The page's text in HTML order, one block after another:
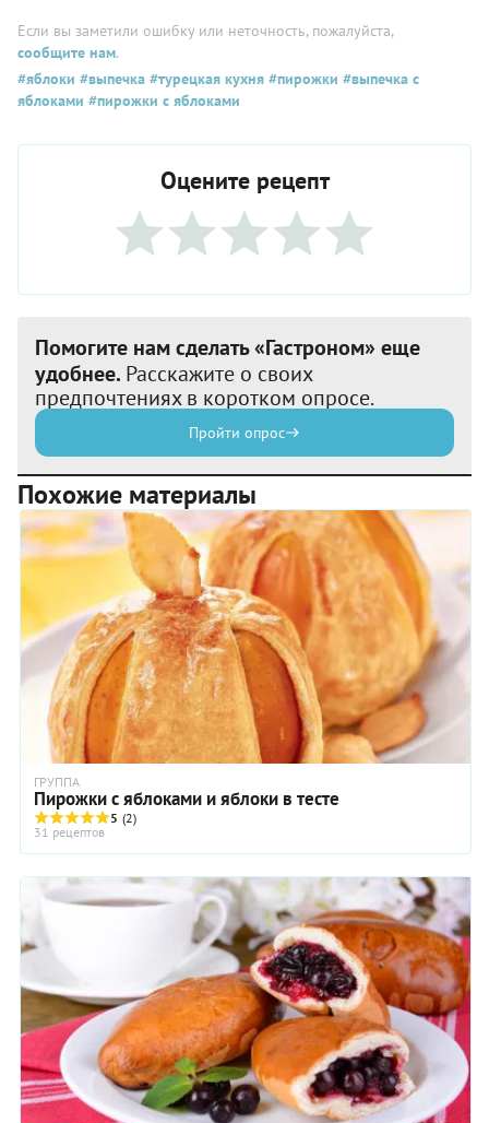
Если вы заметили ошибку или неточность, пожалуйста,
сообщите нам.
#яблоки #выпечка #турецкая кухня #пирожки #выпечка с
яблоками #пирожки с яблоками
Оцените рецепт
Помогите нам сделать «Гастроном» еще
удобнее. Расскажите о своих
предпочтениях в коротком опросе.
Пройти опрос
Похожие материалы
ГРУППА
Пирожки с яблоками и яблоки в тесте
5 (2)
31 рецептов